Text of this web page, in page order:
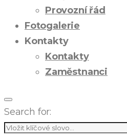
Provozní řád
Fotogalerie
Kontakty
Kontakty
Zaměstnanci
Search for: